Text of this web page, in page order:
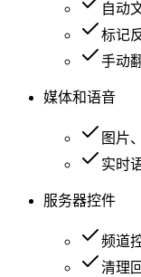
自动
标记
手动
媒体和语音
图片
实时
服务器控件
频道
清理